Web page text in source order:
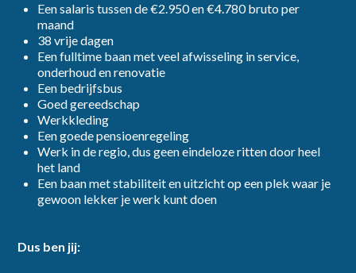
Een salaris tussen de €2.950 en €4.780 bruto per
maand
38 vrije dagen
Een fulltime baan met veel afwisseling in service,
onderhoud en renovatie
Een bedrijfsbus
Goed gereedschap
Werkkleding
Een goede pensioenregeling
Werk in de regio, dus geen eindeloze ritten door heel
het land
Een baan met stabiliteit en uitzicht op een plek waar je
gewoon lekker je werk kunt doen
Dus ben jij: